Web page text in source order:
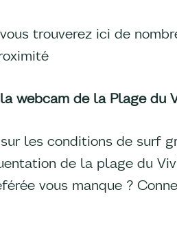
trouverez ici de
webcam de la Plage du
les conditions de surf
de la plage du
vous manque ?